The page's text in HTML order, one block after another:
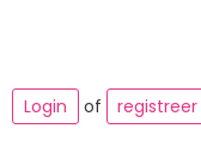
Login
of registreer